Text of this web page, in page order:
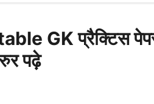
GK प्रैक्टिस
पढ़े